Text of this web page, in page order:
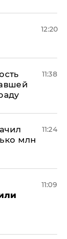
12:20
11:38
млн
11:24
11:09